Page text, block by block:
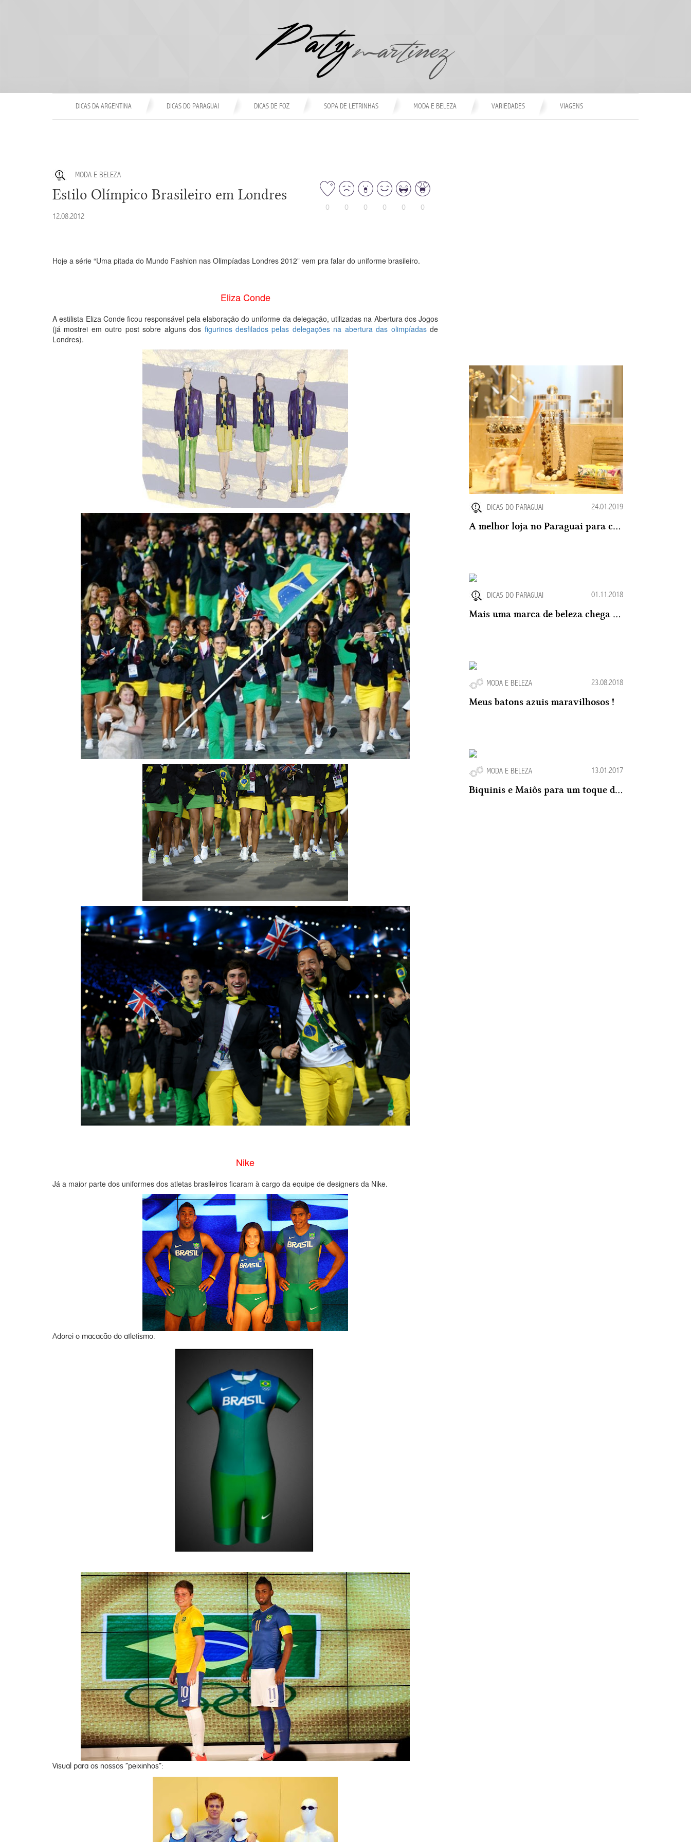
DICAS DA ARGENTINA DICAS DO PARAGUAI DICAS DE FOZ SOPA DE LETRINHAS MODA E BELEZA VARIEDADES VIAGENS
MODA E BELEZA
Estilo Olímpico Brasileiro em Londres
12.08.2012
0 0 0 0 0 0
Hoje a série “Uma pitada do Mundo Fashion nas Olimpíadas Londres 2012” vem pra falar do uniforme brasileiro.
Eliza Conde
A estilista Eliza Conde ficou responsável pela elaboração do uniforme da delegação, utilizadas na Abertura dos Jogos
(já mostrei em outro post sobre alguns dos figurinos desfilados pelas delegações na abertura das olimpíadasde
Londres).
Nike
Já a maior parte dos uniformes dos atletas brasileiros ficaram à cargo da equipe de designers da Nike.
Adorei o macacão do atletismo:
Visual para os nossos “peixinhos”:
DICAS DO PARAGUAI 24.01.2019
A melhor loja no Paraguai para comprar Organizadores de Acrílico
DICAS DO PARAGUAI 01.11.2018
Mais uma marca de beleza chega ao mercado no Paraguai: A SLA Paris
MODA E BELEZA 23.08.2018
Meus batons azuis maravilhosos !
MODA E BELEZA 13.01.2017
Biquinis e Maiôs para um toque de Glamour no Verão 2016-2017